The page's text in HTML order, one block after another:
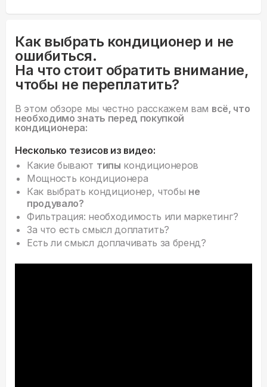
Как выбрать кондиционер и не
ошибиться.
На что стоит обратить внимание,
чтобы не переплатить?
В этом обзоре мы честно расскажем вам всё, что
необходимо знать перед покупкой
кондиционера:
Несколько тезисов из видео:
Какие бывают типы кондиционеров
Мощность кондиционера
Как выбрать кондиционер, чтобы не
продувало?
Фильтрация: необходимость или маркетинг?
За что есть смысл доплатить?
Есть ли смысл доплачивать за бренд?